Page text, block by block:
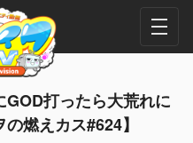
GOD打ったら大荒れに
燃えカス#624】